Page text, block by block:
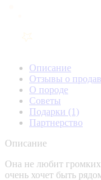
Описание
Отзывы о
О породе
Советы
Подарки (1)
Партнерство
Описание
Она не любит
очень хочет быть